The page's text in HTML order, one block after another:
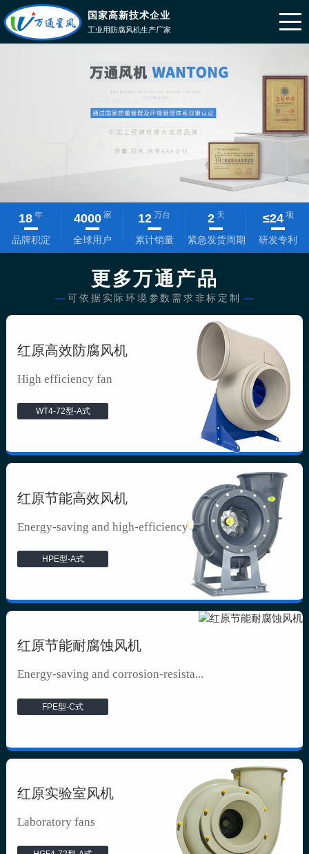
国家高新技术企业
工业用防腐风机生产厂家
18 年
品牌积淀
4000家
全球用户
12 万台
累计销量
2 天
紧急发货周期
≤24 项
研发专利
更多万通产品
— 可依据实际环境参数需求非标定制 —
红原高效防腐风机
High efficiency fan
WT4-72型-A式
红原节能高效风机
Energy-saving and high-efficiency f...
HPE型-A式
红原节能耐腐蚀风机
Energy-saving and corrosion-resista...
FPE型-C式
红原实验室风机
Laboratory fans